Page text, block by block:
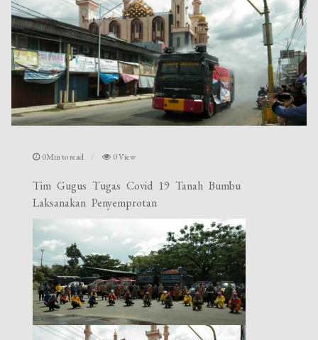
0Min to read 0 View
Tim Gugus Tugas Covid 19 Tanah Bumbu
Laksanakan Penyemprotan